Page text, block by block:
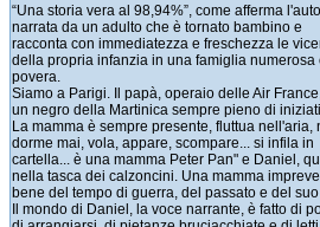
“Una storia vera al 98,94%”, come afferma
narrata da un adulto che è tornato bambino e
racconta con immediatezza e freschezza le
della propria infanzia in una famiglia numerosa
povera.
Siamo a Parigi. Il papà, operaio delle Air
un negro della Martinica sempre pieno di
La mamma è sempre presente, fluttua nell'aria,
dorme mai, vola, appare, scompare... si infila in
cartella... è una mamma Peter Pan" e Daniel,
nella tasca dei calzoncini. Una mamma
bene del tempo di guerra, del passato e del
Il mondo di Daniel, la voce narrante, è fatto di